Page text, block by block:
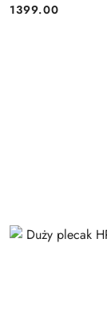
Cena:
1399.00